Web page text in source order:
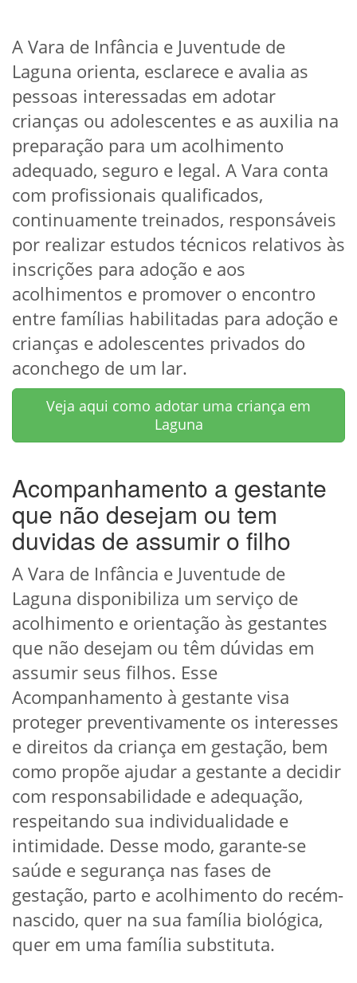
A Vara de Infância e Juventude de
Laguna orienta, esclarece e avalia as
pessoas interessadas em adotar
crianças ou adolescentes e as auxilia na
preparação para um acolhimento
adequado, seguro e legal. A Vara conta
com profissionais qualificados,
continuamente treinados, responsáveis
por realizar estudos técnicos relativos às
inscrições para adoção e aos
acolhimentos e promover o encontro
entre famílias habilitadas para adoção e
crianças e adolescentes privados do
aconchego de um lar.
Veja aqui como adotar uma criança em
Laguna
Acompanhamento a gestante
que não desejam ou tem
duvidas de assumir o filho
A Vara de Infância e Juventude de
Laguna disponibiliza um serviço de
acolhimento e orientação às gestantes
que não desejam ou têm dúvidas em
assumir seus filhos. Esse
Acompanhamento à gestante visa
proteger preventivamente os interesses
e direitos da criança em gestação, bem
como propõe ajudar a gestante a decidir
com responsabilidade e adequação,
respeitando sua individualidade e
intimidade. Desse modo, garante-se
saúde e segurança nas fases de
gestação, parto e acolhimento do recém-
nascido, quer na sua família biológica,
quer em uma família substituta.